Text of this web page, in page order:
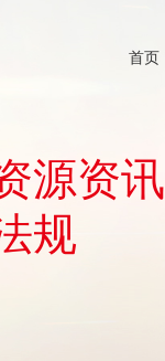
首页
源资讯
规